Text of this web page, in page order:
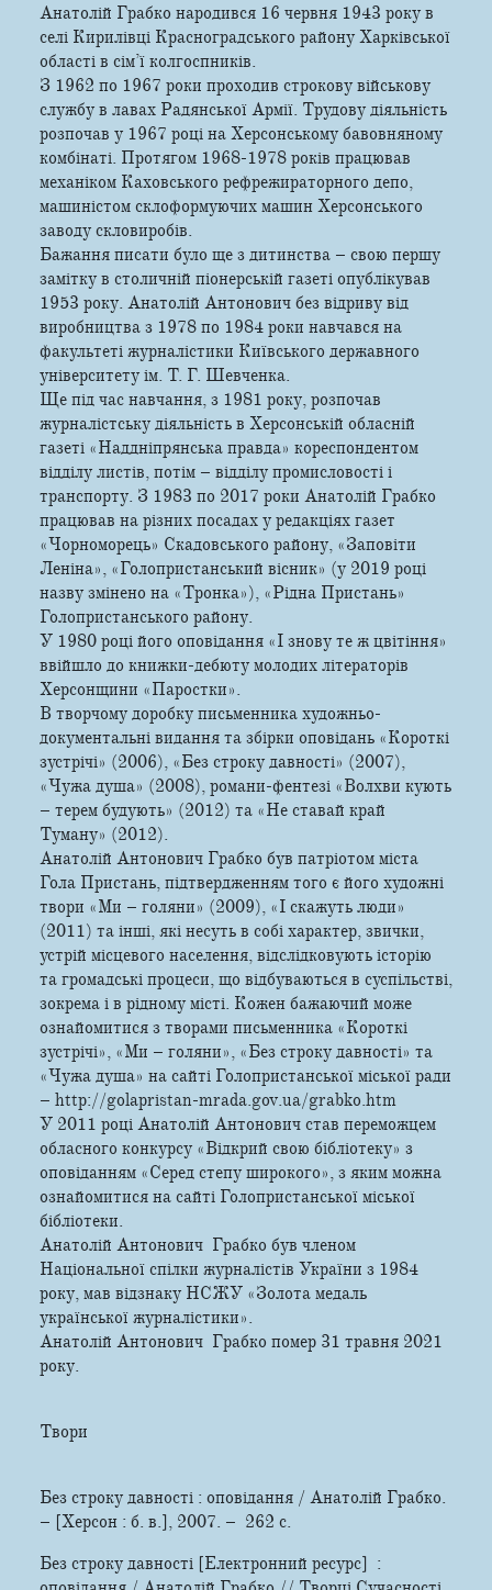
Анатолій Грабко народився 16 червня 1943 року в
селі Кирилівці Красноградського району Харківської
області в сім’ї колгоспників.
З 1962 по 1967 роки проходив строкову військову
службу в лавах Радянської Армії. Трудову діяльність
розпочав у 1967 році на Херсонському бавовняному
комбінаті. Протягом 1968-1978 років працював
механіком Каховського рефрежираторного депо,
машиністом склоформуючих машин Херсонського
заводу скловиробів.
Бажання писати було ще з дитинства – свою першу
замітку в столичній піонерській газеті опублікував
1953 року. Анатолій Антонович без відриву від
виробництва з 1978 по 1984 роки навчався на
факультеті журналістики Київського державного
університету ім. Т. Г. Шевченка.
Ще під час навчання, з 1981 року, розпочав
журналістську діяльність в Херсонській обласній
газеті «Наддніпрянська правда» кореспондентом
відділу листів, потім – відділу промисловості і
транспорту. З 1983 по 2017 роки Анатолій Грабко
працював на різних посадах у редакціях газет
«Чорноморець» Скадовського району, «Заповіти
Леніна», «Голопристанський вісник» (у 2019 році
назву змінено на «Тронка»), «Рідна Пристань»
Голопристанського району.
У 1980 році його оповідання «І знову те ж цвітіння»
ввійшло до книжки-дебюту молодих літераторів
Херсонщини «Паростки».
В творчому доробку письменника художньо-
документальні видання та збірки оповідань «Короткі
зустрічі» (2006), «Без строку давності» (2007),
«Чужа душа» (2008), романи-фентезі «Волхви кують
– терем будують» (2012) та «Не ставай край
Туману» (2012).
Анатолій Антонович Грабко був патріотом міста
Гола Пристань, підтвердженням того є його художні
твори «Ми – голяни» (2009), «І скажуть люди»
(2011) та інші, які несуть в собі характер, звички,
устрій місцевого населення, відслідковують історію
та громадські процеси, що відбуваються в суспільстві,
зокрема і в рідному місті. Кожен бажаючий може
ознайомитися з творами письменника «Короткі
зустрічі», «Ми – голяни», «Без строку давності» та
«Чужа душа» на сайті Голопристанської міської ради
– http://golapristan-mrada.gov.ua/grabko.htm
У 2011 році Анатолій Антонович став переможцем
обласного конкурсу «Відкрий свою бібліотеку» з
оповіданням «Серед степу широкого», з яким можна
ознайомитися на сайті Голопристанської міської
бібліотеки.
Анатолій Антонович Грабко був членом
Національної спілки журналістів України з 1984
року, мав відзнаку НСЖУ «Золота медаль
української журналістики».
Анатолій Антонович Грабко помер 31 травня 2021
року.
Твори
Без строку давності : оповідання / Анатолій Грабко.
– [Херсон : б. в.], 2007. – 262 с.
Без строку давності [Електронний ресурс] :